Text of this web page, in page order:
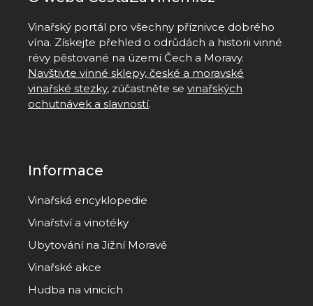
Vinařský portál pro všechny příznivce dobrého
vína. Získejte přehled o odrůdách a historii vinné
révy pěstované na území Čech a Moravy.
Navštivte vinné sklepy, české a moravské
vinařské stezky, zúčastněte se vinařských
ochutnávek a slavností.
Informace
Vinařská encyklopedie
Vinařství a vinotéky
Ubytování na Jižní Moravě
Vinařské akce
Hudba na vinicích